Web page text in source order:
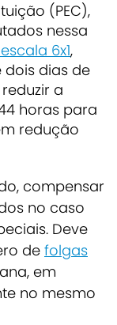
(PEC),
nessa
6x1,
dias de
a
horas para
redução
compensar
no caso
Deve
de folgas
em
no mesmo